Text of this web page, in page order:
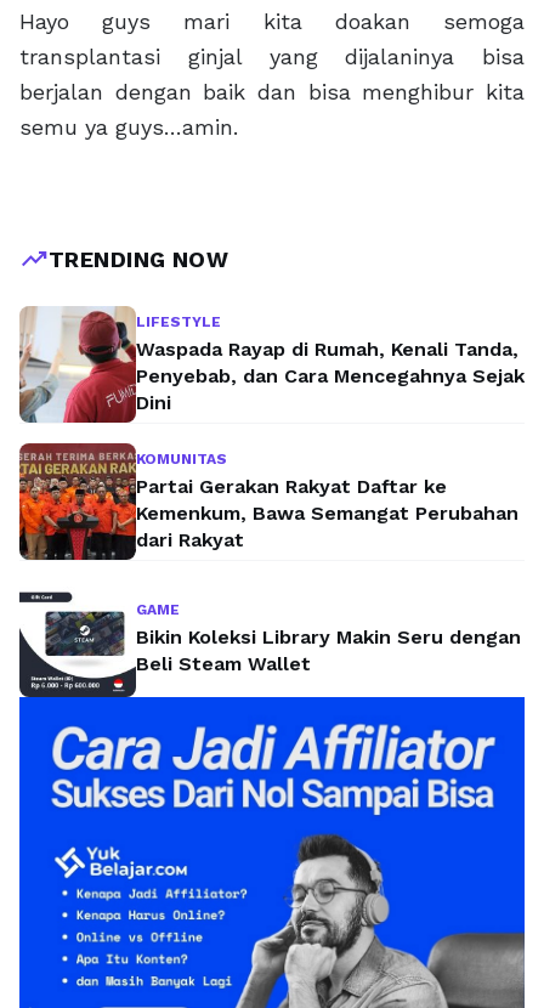
Hayo guys mari kita doakan semoga
transplantasi ginjal yang dijalaninya bisa
berjalan dengan baik dan bisa menghibur kita
semu ya guys…amin.
trending_upTRENDING NOW
LIFESTYLE
Waspada Rayap di Rumah, Kenali Tanda,
Penyebab, dan Cara Mencegahnya Sejak
Dini
KOMUNITAS
Partai Gerakan Rakyat Daftar ke
Kemenkum, Bawa Semangat Perubahan
dari Rakyat
GAME
Bikin Koleksi Library Makin Seru dengan
Beli Steam Wallet